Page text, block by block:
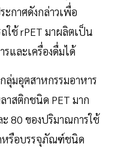
กาศดังกล่าวเพื่อ
ใช้ rPET มาผลิตเป็น
และเครื่องดื่มได้
ลุ่มอุตสาหกรรมอาหาร
าสติกชนิด PET มาก
80 ของปริมาณการใช้
หรือบรรจุภัณฑ์ชนิด